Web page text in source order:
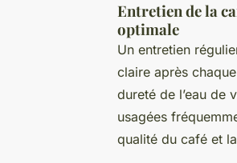
Entretien de la
optimale
Un entretien
claire après
dureté de l’eau de
usagées
qualité du café et